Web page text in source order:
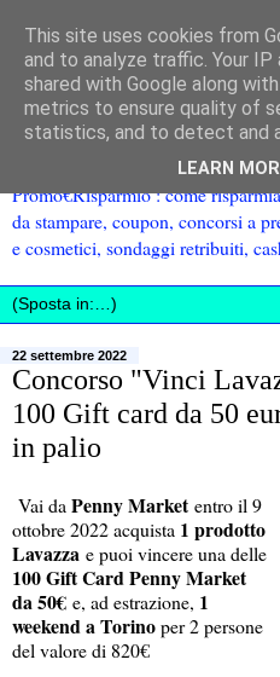
Promo€Risparmio : come
da stampare, coupon, concorsi a
e cosmetici, sondaggi retribuiti,
22 settembre 2022
Concorso "Vinci
100 Gift card da 50
in palio
Vai da Penny Market entro il 9
ottobre 2022 acquista 1 prodotto
Lavazza e puoi vincere una delle
100 Gift Card Penny Market
da 50€ e, ad estrazione, 1
weekend a Torinoper 2 persone
del valore di 820€
This site uses cookies from
and to analyze traffic. Your
shared with Google along
metrics to ensure quality of
statistics, and to detect and
LEARN